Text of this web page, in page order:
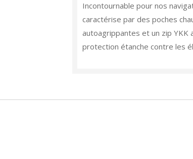
Incontournable pour nos
caractérise par des poches
autoagrippantes et un zip
protection étanche contre les